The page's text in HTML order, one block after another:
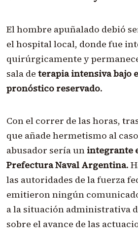
El hombre apuñalado debió
el hospital local, donde fue
quirúrgicamente y
sala de terapia intensiva bajo
pronóstico reservado.
Con el correr de las horas,
que añade hermetismo al
abusador sería un integrante
Prefectura Naval Argentina.
las autoridades de la fuerza
emitieron ningún
a la situación administrativa
sobre el avance de las